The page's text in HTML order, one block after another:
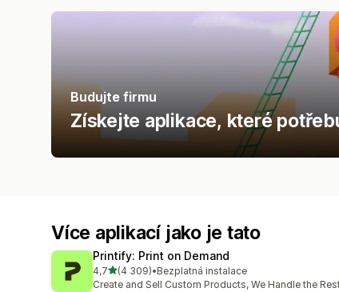
Budujte firmu
Získejte aplikace, které
Více aplikací jako je tato
Printify: Print on Demand
4,7z 5 hvězd
(4 309)
Celkový počet recenzí: 4309
•Bezplatná instalace
Create and Sell Custom Products, We Handle the